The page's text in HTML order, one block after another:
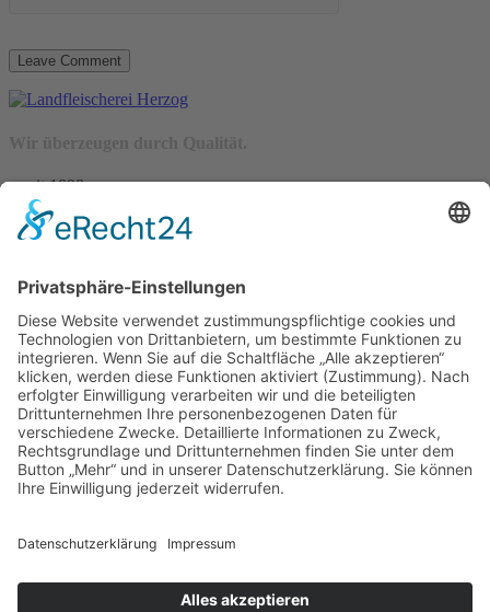
– seit 1898 –
Wir freuen uns auf Sie:
Landfleischerei & Catering Karl Herzog
Leutersdorfer Str. 6
02794 Spitzkunnersdorf
Tel.: 03586 / 38 62 96
Fax: 03586 / 78 93 32
Startseite
Onlineshop